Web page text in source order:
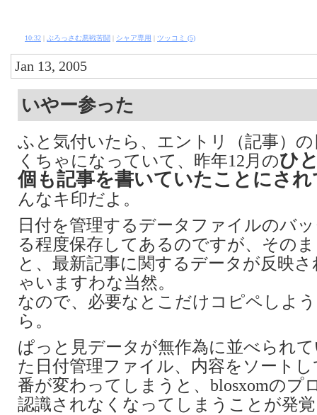
10:32 | ぶろっさむ悪戦苦闘 | シャア専用 | ツッコミ (5)
Jan 13, 2005
いやー参った
ふと気付いたら、エントリ（記事）
くちゃになっていて、昨年12月のひ
個も記事を書いていたことにさ
んなキ印だよ。
日付を管理するデータファイルのバ
る程度保存してあるのですが、その
と、最新記事に関するデータが反映
ゃいますわな当然。
なので、必要なとこだけコピペしよ
ら。
ぱっと見データが無作為に並べられ
た日付管理ファイル、内容をソート
番が変わってしまうと、blosxomのプ
認識されなくなってしまうことが発